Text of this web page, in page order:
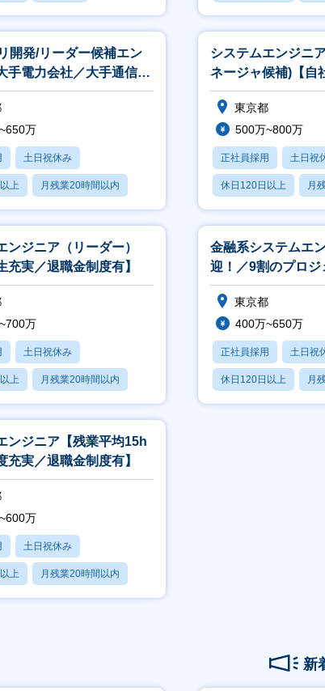
開発/リーダー候補エン
手電力会社／大手通信会
／上流工程参画可能】
万
土日祝休み
上 月残業20時間以内
システムエンジニ
ネージャ候補)【自
イム案件】
東京都
500万~800万
正社員採用 土日祝
休日120日以上 月
賞与あり
ンジニア（リーダー）
充実／退職金制度有】
万
土日祝休み
上 月残業20時間以内
金融系システムエ
迎！／9割のプロジ
務可能】
東京都
400万~650万
正社員採用 土日祝
休日120日以上 月
賞与あり
ンジニア【残業平均15h
充実／退職金制度有】
万
土日祝休み
上 月残業20時間以内
新